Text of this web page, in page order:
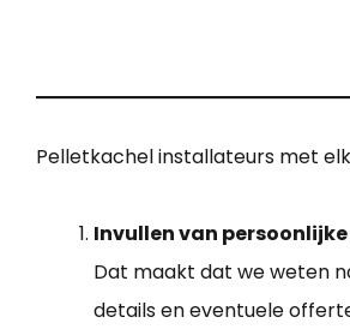
Pelletkachel installateurs met
Invullen van
Dat maakt dat we weten
details en eventuele